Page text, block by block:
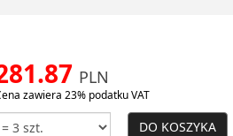
PLN
zawiera 23% podatku VAT
DO KOSZYKA